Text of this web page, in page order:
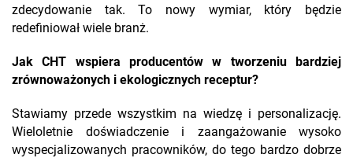
zdecydowanie tak. To nowy wymiar, który będzie
redefiniował wiele branż.
Jak CHT wspiera producentów w tworzeniu bardziej
zrównoważonych i ekologicznych receptur?
Stawiamy przede wszystkim na wiedzę i personalizację.
Wieloletnie doświadczenie i zaangażowanie wysoko
wyspecjalizowanych pracowników, do tego bardzo dobrze